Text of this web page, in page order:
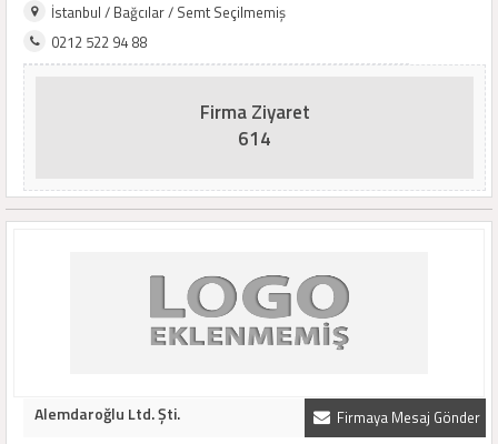
İstanbul / Bağcılar / Semt Seçilmemiş
0212 522 94 88
Firma Ziyaret
614
Firmaya Mesaj Gönder
Alemdaroğlu Ltd. Şti.